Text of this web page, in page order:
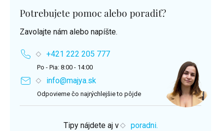
Potrebujete pomoc alebo poradiť?
Zavolajte nám alebo napíšte.
+421 222 205 777
Po - Pia: 8:00 - 14:00
info@majya.sk
Odpovieme čo najrýchlejšie to pôjde
Tipy nájdete aj v poradni.